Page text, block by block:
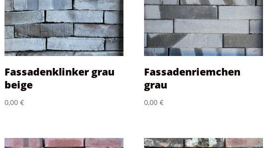
Fassadenklinker grau
beige
0,00€
Fassadenriemchen
grau
0,00€